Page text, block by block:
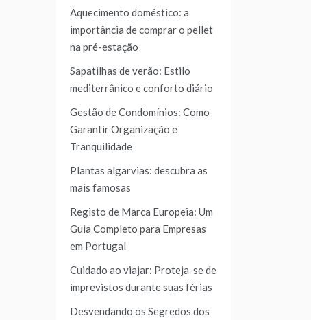
Aquecimento doméstico: a
importância de comprar o pellet
na pré-estação
Sapatilhas de verão: Estilo
mediterrânico e conforto diário
Gestão de Condomínios: Como
Garantir Organização e
Tranquilidade
Plantas algarvias: descubra as
mais famosas
Registo de Marca Europeia: Um
Guia Completo para Empresas
em Portugal
Cuidado ao viajar: Proteja-se de
imprevistos durante suas férias
Desvendando os Segredos dos